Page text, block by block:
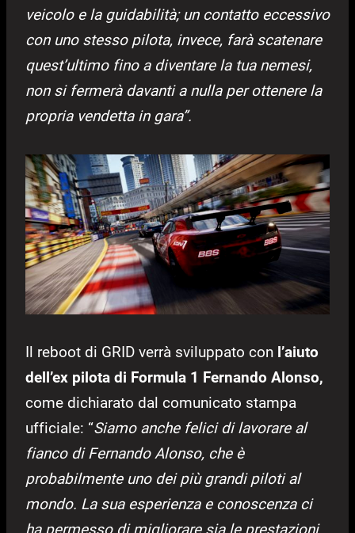
veicolo e la guidabilità; un contatto eccessivo
con uno stesso pilota, invece, farà scatenare
quest’ultimo fino a diventare la tua nemesi,
non si fermerà davanti a nulla per ottenere la
propria vendetta in gara”.
Il reboot di GRID verrà sviluppato con l’aiuto
dell’ex pilota di Formula 1 Fernando Alonso,
come dichiarato dal comunicato stampa
ufficiale: “Siamo anche felici di lavorare al
fianco di Fernando Alonso, che è
probabilmente uno dei più grandi piloti al
mondo. La sua esperienza e conoscenza ci